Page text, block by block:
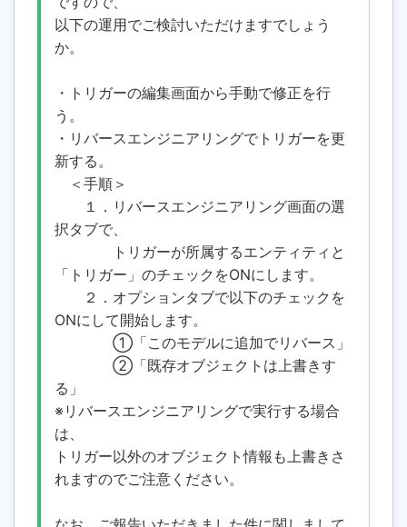
以下の運用でご検討いただけますでしょう
か。
・トリガーの編集画面から手動で修正を行
う。
・リバースエンジニアリングでトリガーを更
新する。
＜手順＞
１．リバースエンジニアリング画面の選
択タブで、
トリガーが所属するエンティティと
「トリガー」のチェックをONにします。
２．オプションタブで以下のチェックを
ONにして開始します。
①「このモデルに追加でリバース」
②「既存オブジェクトは上書きす
る」
※リバースエンジニアリングで実行する場合
は、
トリガー以外のオブジェクト情報も上書きさ
れますのでご注意ください。